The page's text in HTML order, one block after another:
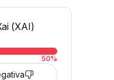
(XAI)
50%